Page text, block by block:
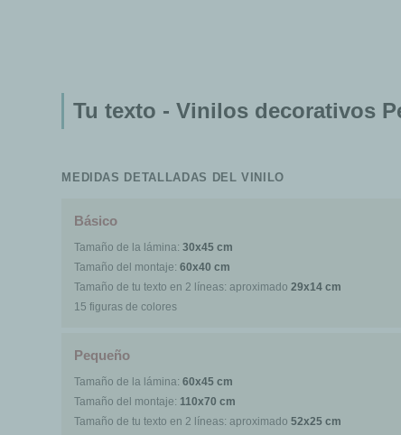
Tu texto - Vinilos decorativos
MEDIDAS DETALLADAS DEL VINILO
Básico
Tamaño de la lámina:30x45 cm
Tamaño del montaje:60x40 cm
Tamaño de tu texto en 2 líneas: aproximado29x14 cm
15 figuras de colores
Pequeño
Tamaño de la lámina:60x45 cm
Tamaño del montaje: 110x70 cm
Tamaño de tu texto en 2 líneas: aproximado52x25 cm